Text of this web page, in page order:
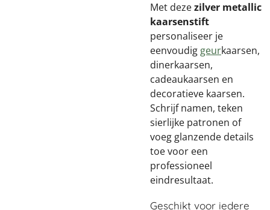
Met dezezilver metallic
kaarsenstift
personaliseer je
eenvoudig geurkaarsen,
dinerkaarsen,
cadeaukaarsen en
decoratieve kaarsen.
Schrijf namen, teken
sierlijke patronen of
voeg glanzende details
toe voor een
professioneel
eindresultaat.
Geschikt voor iedere